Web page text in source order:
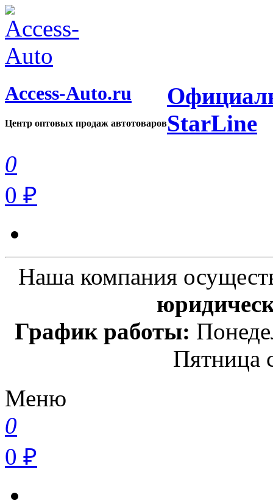
Access-Auto.ru
Центр оптовых продаж автотоваровStarLine
0
0 ₽
Наша компания
График работы:
Пятница
Меню
0
0 ₽